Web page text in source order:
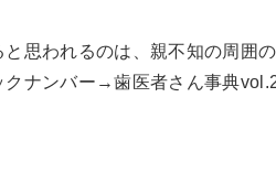
思われるのは、親不知の周囲
クナンバー→歯医者さん事典